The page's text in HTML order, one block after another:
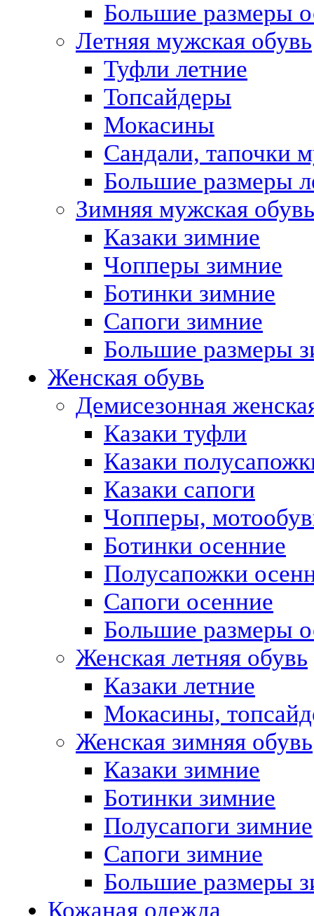
Большие размеры
Летняя мужская обувь
Туфли летние
Топсайдеры
Мокасины
Сандали, тапочки
Большие размеры
Зимняя мужская обувь
Казаки зимние
Чопперы зимние
Ботинки зимние
Сапоги зимние
Большие размеры
Женская обувь
Демисезонная
Казаки туфли
Казаки
Казаки сапоги
Чопперы,
Ботинки осенние
Полусапожки
Сапоги осенние
Большие размеры
Женская летняя обувь
Казаки летние
Мокасины,
Женская зимняя обувь
Казаки зимние
Ботинки зимние
Полусапоги зимние
Сапоги зимние
Большие размеры
Кожаная одежда